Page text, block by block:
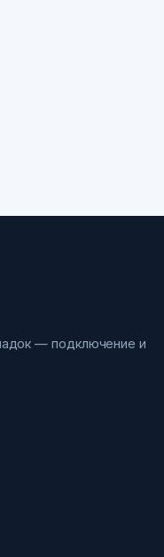
— подключение и